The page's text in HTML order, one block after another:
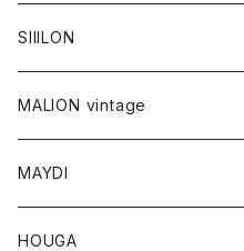
SIIILON
MALION vintage
MAYDI
HOUGA